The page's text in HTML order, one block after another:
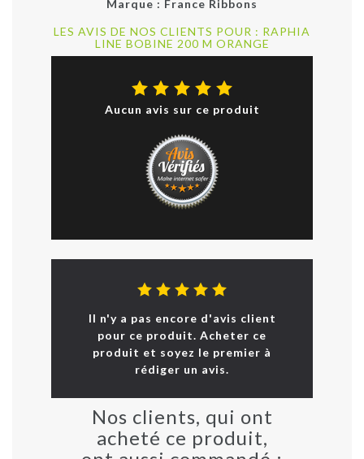
Marque : France Ribbons
LES AVIS DE NOS CLIENTS POUR : RAPHIA
LINE BOBINE 200 M ORANGE
Aucun avis sur ce produit
Il n'y a pas encore d'avis client
pour ce produit. Acheter ce
produit et soyez le premier à
rédiger un avis.
Nos clients, qui ont
acheté ce produit,